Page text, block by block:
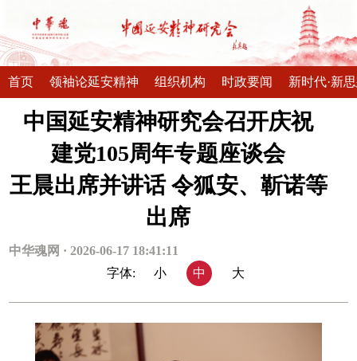
首页 领袖论延安精神 组织机构 时政要闻 新时代·新
中国延安精神研究会召开庆祝
建党105周年专题座谈会
王晨出席并讲话 令狐安、靳诺等
出席
中华魂网 · 2026-06-17 18:41:11
字体:
小 中 大